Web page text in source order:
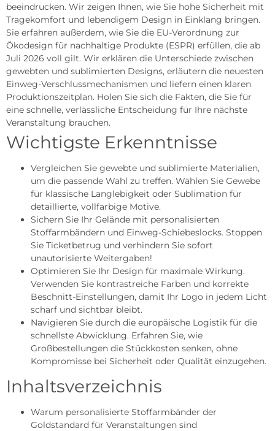
beeindrucken. Wir zeigen Ihnen, wie Sie hohe Sicherheit mit
Tragekomfort und lebendigem Design in Einklang bringen.
Sie erfahren außerdem, wie Sie die EU-Verordnung zur
Ökodesign für nachhaltige Produkte (ESPR) erfüllen, die ab
Juli 2026 voll gilt. Wir erklären die Unterschiede zwischen
gewebten und sublimierten Designs, erläutern die neuesten
Einweg-Verschlussmechanismen und liefern einen klaren
Produktionszeitplan. Holen Sie sich die Fakten, die Sie für
eine schnelle, verlässliche Entscheidung für Ihre nächste
Veranstaltung brauchen.
Wichtigste Erkenntnisse
Vergleichen Sie gewebte und sublimierte Materialien,
um die passende Wahl zu treffen. Wählen Sie Gewebe
für klassische Langlebigkeit oder Sublimation für
detaillierte, vollfarbige Motive.
Sichern Sie Ihr Gelände mit personalisierten
Stoffarmbändern und Einweg-Schiebeslocks. Stoppen
Sie Ticketbetrug und verhindern Sie sofort
unautorisierte Weitergaben!
Optimieren Sie Ihr Design für maximale Wirkung.
Verwenden Sie kontrastreiche Farben und korrekte
Beschnitt-Einstellungen, damit Ihr Logo in jedem Licht
scharf und sichtbar bleibt.
Navigieren Sie durch die europäische Logistik für die
schnellste Abwicklung. Erfahren Sie, wie
Großbestellungen die Stückkosten senken, ohne
Kompromisse bei Sicherheit oder Qualität einzugehen.
Inhaltsverzeichnis
Warum personalisierte Stoffarmbänder der
Goldstandard für Veranstaltungen sind